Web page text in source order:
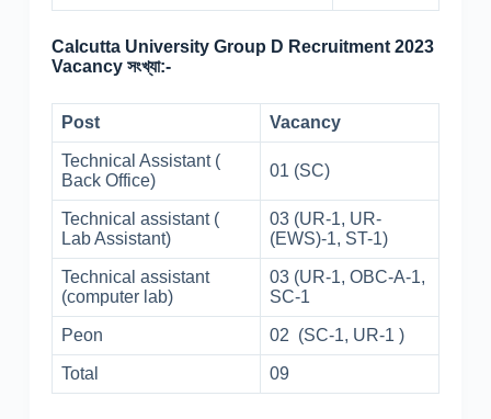
Calcutta University Group D Recruitment 2023
Vacancy সংখ্যা:-
Post Vacancy
Technical Assistant (
Back Office)
01 (SC)
Technical assistant (
Lab Assistant)
03 (UR-1, UR-
(EWS)-1, ST-1)
Technical assistant
(computer lab)
03 (UR-1, OBC-A-1,
SC-1
Peon 02 (SC-1, UR-1 )
Total 09